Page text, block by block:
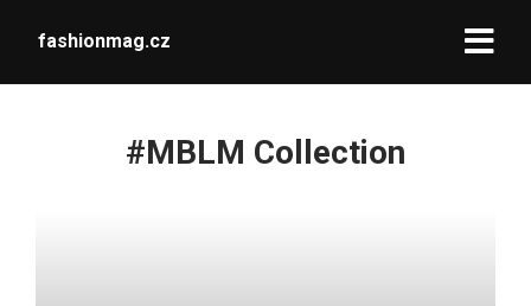
fashionmag.cz
#MBLM Collection